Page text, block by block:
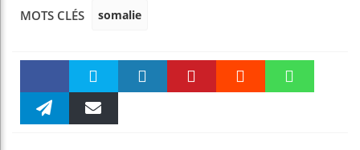
MOTS CLÉS somalie
Faceboo Twitter